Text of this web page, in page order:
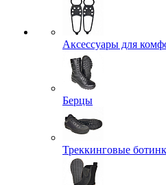
Аксессуары для
Берцы
Треккинговые